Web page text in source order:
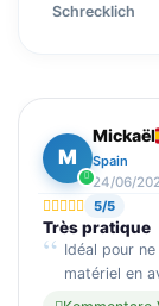
Schrecklich
M
Mickaël
Spain
24/06/
5/5
Très pratique
Idéal pour
matériel en